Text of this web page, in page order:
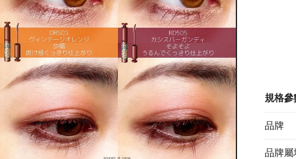
規格參
品牌
品牌屬